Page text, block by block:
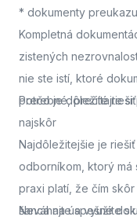
* dokumenty
Kompletná
zistených
nie ste istí, ktoré
potrebné, prečítajte
Prečo je dôležité
najskôr
Najdôležitejšie je
odborníkom, ktorý má
praxi platí, že čím
šanca na úspešné
Neváhajte a využite